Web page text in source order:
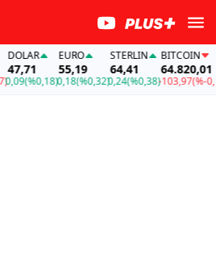
DOLAR
47,71
(%0,18)
EURO
55,19
0,18(%0,32)
STERLIN
64,41
0,24(%0,38)
BITCOIN
64.820,01
-103,97(%-0,16)